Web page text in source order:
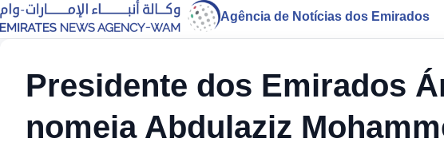
Agência de Notícias dos Emirados
Presidente dos Emirados
nomeia Abdulaziz